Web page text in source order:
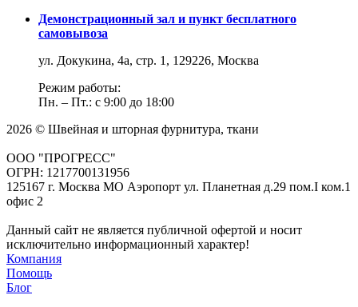
Демонстрационный зал и пункт бесплатного
самовывоза
ул. Докукина, 4а, стр. 1, 129226, Москва
Режим работы:
Пн. – Пт.: с 9:00 до 18:00
2026 © Швейная и шторная фурнитура, ткани
ООО "ПРОГРЕСС"
ОГРН: 1217700131956
125167 г. Москва МО Аэропорт ул. Планетная д.29 пом.I ком.1
офис 2
Данный сайт не является публичной офертой и носит
исключительно информационный характер!
Компания
Помощь
Блог